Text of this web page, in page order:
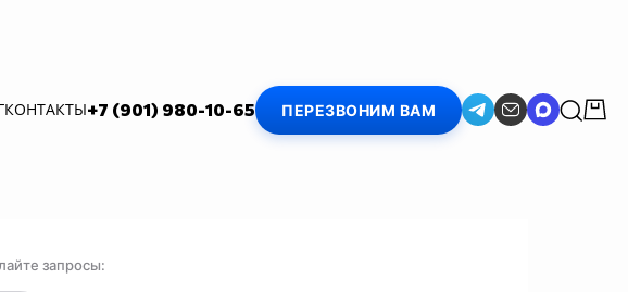
КОНТАКТЫ+7 (901) 980-10-65 ПЕРЕЗВОНИМ ВАМ
запросы: